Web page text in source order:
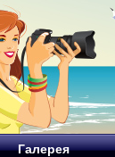
Галерея